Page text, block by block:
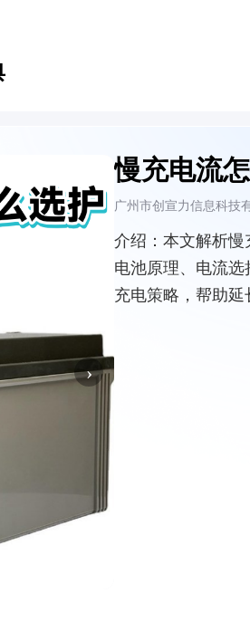
›
慢充电流
广州市创宣力信息科技
介绍： 本文解析慢
电池原理、电流
充电策略，帮助延